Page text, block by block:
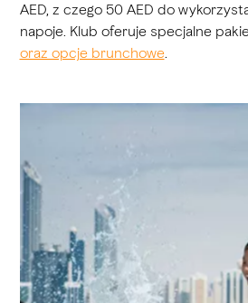
AED, z czego 50 AED do
napoje. Klub oferuje specjalne
oraz opcje brunchowe.